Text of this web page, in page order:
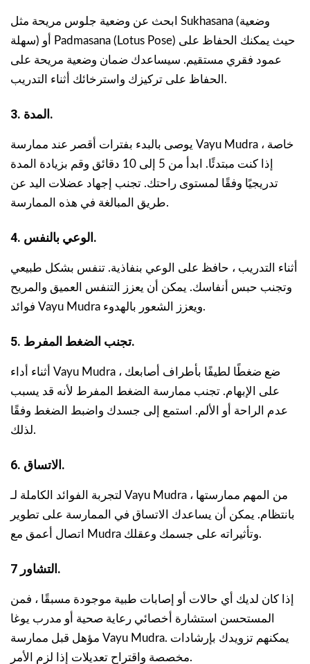
ابحث عن وضعية جلوس مريحة مثل Sukhasana (وضعية
سهلة) أو Padmasana (Lotus Pose) حيث يمكنك الحفاظ على
عمود فقري مستقيم. سيساعدك ضمان وضعية مريحة على
الحفاظ على تركيزك واسترخائك أثناء التدريب.
3. المدة.
يوصى بالبدء بفترات أقصر عند ممارسة Vayu Mudra ، خاصة
إذا كنت مبتدئًا. ابدأ من 5 إلى 10 دقائق وقم بزيادة المدة
تدريجيًا وفقًا لمستوى راحتك. تجنب إجهاد عضلات اليد عن
طريق المبالغة في هذه الممارسة.
4. الوعي بالنفس.
أثناء التدريب ، حافظ على الوعي بنفاذية. تنفس بشكل طبيعي
وتجنب حبس أنفاسك. يمكن أن يعزز التنفس العميق والمريح
فوائد Vayu Mudra ويعزز الشعور بالهدوء.
5. تجنب الضغط المفرط.
أثناء أداء Vayu Mudra ، ضع ضغطًا لطيفًا بأطراف أصابعك
على الإبهام. تجنب ممارسة الضغط المفرط لأنه قد يسبب
عدم الراحة أو الألم. استمع إلى جسدك واضبط الضغط وفقًا
لذلك.
6. الاتساق.
لتجربة الفوائد الكاملة لـ Vayu Mudra ، من المهم ممارستها
بانتظام. يمكن أن يساعدك الاتساق في الممارسة على تطوير
اتصال أعمق مع Mudra وتأثيراته على جسمك وعقلك.
7 التشاور.
إذا كان لديك أي حالات أو إصابات طبية موجودة مسبقًا ، فمن
المستحسن استشارة أخصائي رعاية صحية أو مدرب يوغا
مؤهل قبل ممارسة Vayu Mudra. يمكنهم تزويدك بإرشادات
مخصصة واقتراح تعديلات إذا لزم الأمر.